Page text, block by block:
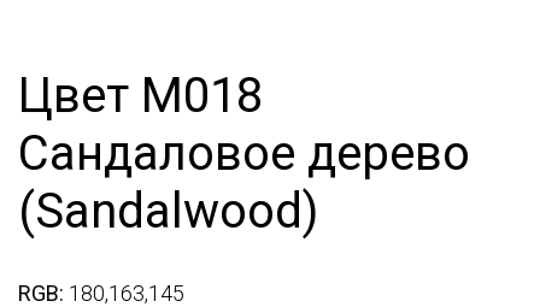
Цвет M018
Сандаловое дерево
(Sandalwood)
RGB: 180,163,145